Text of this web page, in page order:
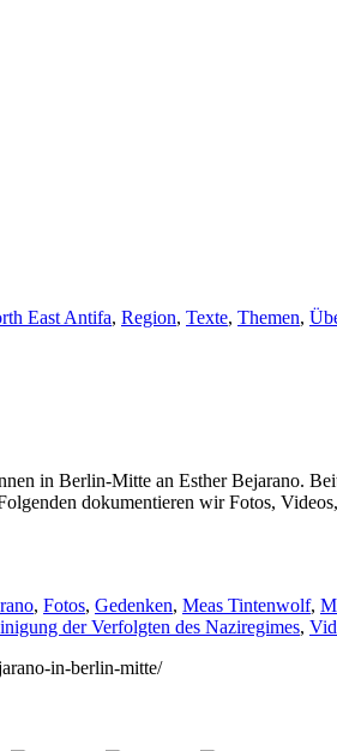
East Antifa, Region, Texte, Themen,
in Berlin-Mitte an Esther Bejarano.
dokumentieren wir Fotos,
, Fotos, Gedenken, Meas Tintenwolf,
der Verfolgten des Naziregimes,
in-berlin-mitte/